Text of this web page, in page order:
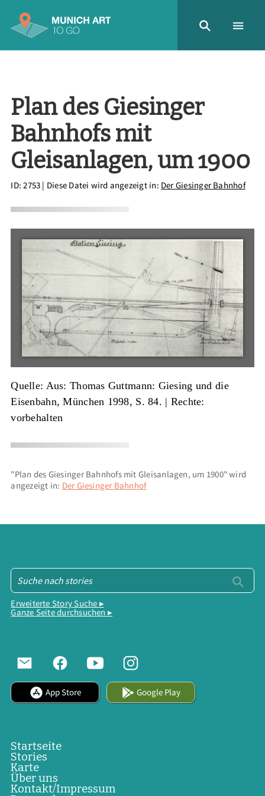
Plan des Giesinger
Bahnhofs mit
Gleisanlagen, um 1900
ID: 2753 | Diese Datei wird angezeigt in: Der Giesinger Bahnhof
Quelle: Aus: Thomas Guttmann: Giesing und die
Eisenbahn, München 1998, S. 84. | Rechte:
vorbehalten
"Plan des Giesinger Bahnhofs mit Gleisanlagen, um 1900" wird
angezeigt in: Der Giesinger Bahnhof
Erweiterte Story Suche ▸
Ganze Seite durchsuchen ▸
App Store Google Play
Startseite
Stories
Karte
Über uns
Kontakt/Impressum